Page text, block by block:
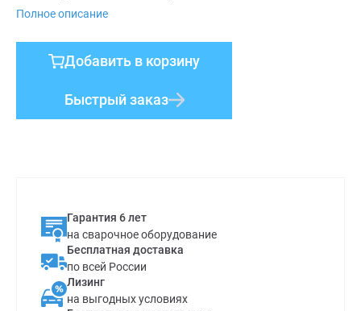
захват благодаря рельефной латексной поверхности с
идеально подходят для работы на улице в холодную и
мокрую погоду.
Полное описание
Добавить в корзину
Быстрый заказ
Гарантия 6 лет
на сварочное оборудование
Бесплатная доставка
по всей России
Лизинг
на выгодных условиях